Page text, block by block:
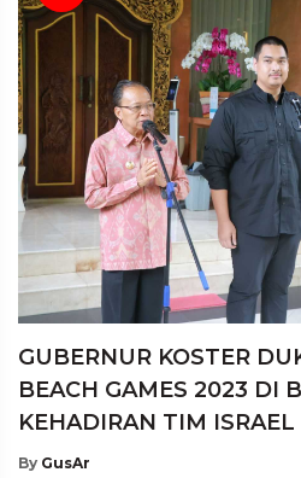
GUBERNUR KOSTER
BEACH GAMES 2023 DI
KEHADIRAN TIM ISRAEL
By GusAr